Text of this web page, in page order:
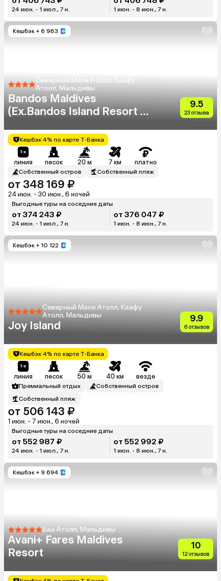
24 июн. - 1 июл., 7 н. 1 июн. - 8 июн., 7 н.
Кешбэк + 6 963
Северный Мале Атолл, Каафу
Атолл, Мальдивы
Bandos Maldives
(Ex.Bandos Island Resort &
9.5
23 отзыва
Кешбэк 4% по карте Т-Банка
линия песок 20 м 7 км платно
Собственный остров Собственный пляж
от 348 169 ₽
24 июн. - 30 июн., 6 ночей
Выгодные туры на соседние даты
от 374 243 ₽
24 июн. - 1 июл., 7 н.
от 376 047 ₽
1 июн. - 8 июн., 7 н.
Кешбэк + 10 122
Северный Мале Атолл, Каафу
Атолл, Мальдивы
Joy Island
9.9
6 отзывов
Кешбэк 4% по карте Т-Банка
линия песок 50 м 40 км везде
Премиальный отдых
Собственный остров
Собственный пляж
от 506 143 ₽
1 июн. - 7 июн., 6 ночей
Выгодные туры на соседние даты
от 552 987 ₽
24 июн. - 1 июл., 7 н.
от 552 992 ₽
1 июн. - 8 июн., 7 н.
Кешбэк + 9 694
Баа Атолл, Мальдивы
Avani+ Fares Maldives
Resort
10
12 отзывов